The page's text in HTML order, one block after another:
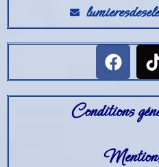
Conditions